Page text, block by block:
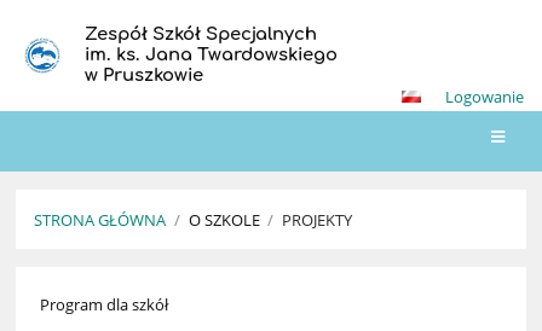
Zespół Szkół Specjalnych
im. ks. Jana Twardowskiego
w Pruszkowie
Logowanie
STRONA GŁÓWNA / O SZKOLE / PROJEKTY
Program dla szkół